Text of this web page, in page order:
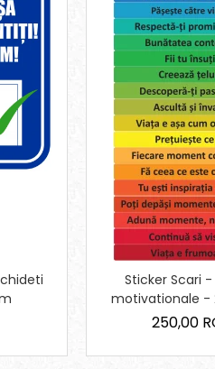
Sticker Scari -
motivationale -
10x100
250,00